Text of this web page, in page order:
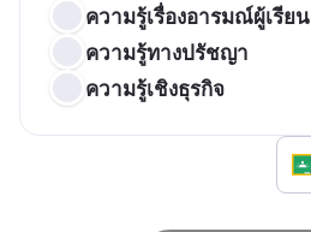
ความรู้เรื่องอารมณ์ผู้เรียน
ความรู้ทางปรัชญา
ความรู้เชิงธุรกิจ